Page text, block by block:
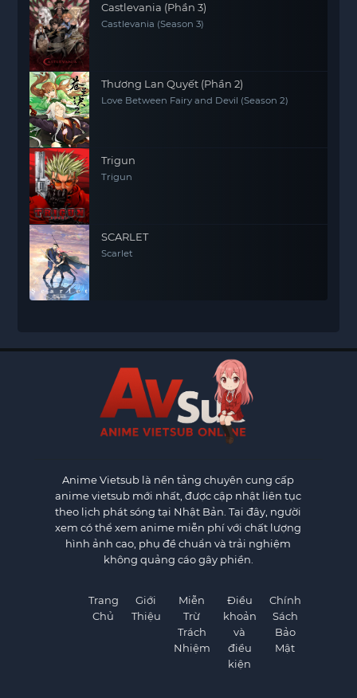
Castlevania (Phần 3)
Castlevania (Season 3)
Thương Lan Quyết (Phần 2)
Love Between Fairy and Devil (Season 2)
Trigun
Trigun
SCARLET
Scarlet
Anime Vietsub là nền tảng chuyên cung cấp
anime vietsub mới nhất, được cập nhật liên tục
theo lịch phát sóng tại Nhật Bản. Tại đây, người
xem có thể xem anime miễn phí với chất lượng
hình ảnh cao, phụ đề chuẩn và trải nghiệm
không quảng cáo gây phiền.
Trang
Chủ
Giới
Thiệu
Miễn
Trừ
Trách
Nhiệm
Điều
khoản
và
điều
kiện
Chính
Sách
Bảo
Mật